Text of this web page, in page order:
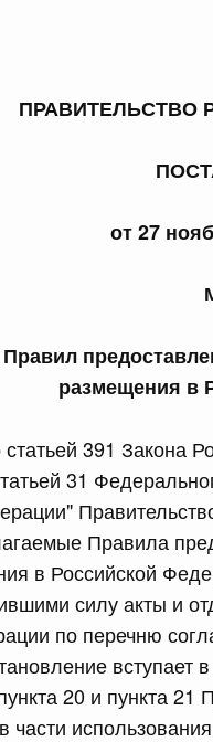
ПРАВИТЕЛЬСТВО
от 27
размещения в
статьей 391 Закона
31
Правила
в Российской
силу акты и
по перечню
вступает
20 и пункта
части
к ним
июля, пятница
Федерации от
процентной ставки
Российской Федерации
июля, четверг
Федерации от